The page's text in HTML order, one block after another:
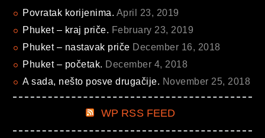
Povratak korijenima. April 23, 2019
Phuket – kraj priče. February 23, 2019
Phuket – nastavak priče December 16, 2018
Phuket – početak. December 4, 2018
A sada, nešto posve drugačije. November 25, 2018
WP RSS FEED